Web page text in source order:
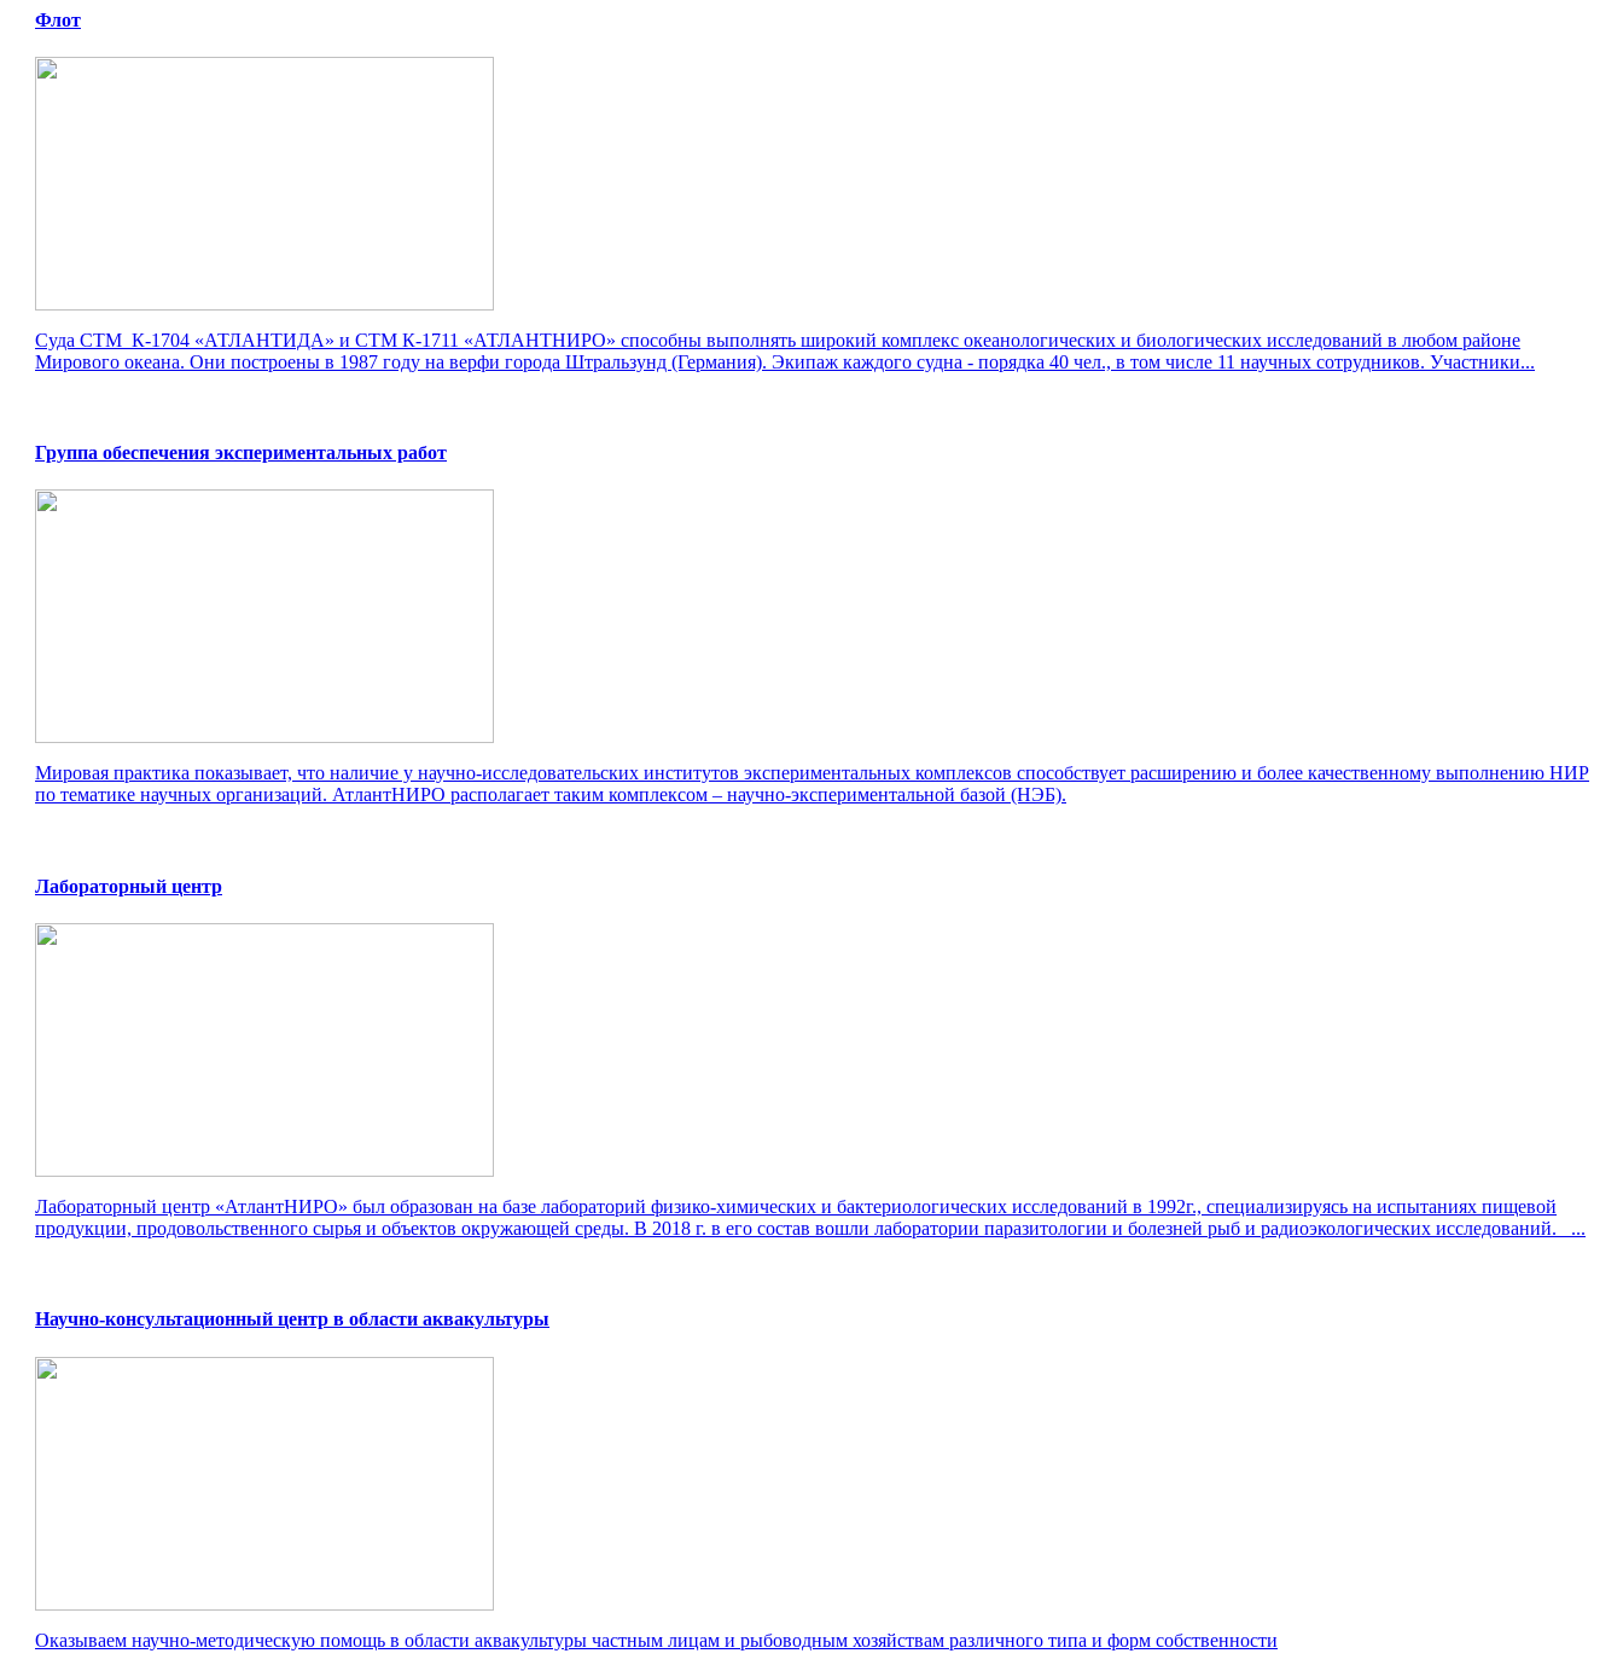
Флот
Суда СТМ К-1704 «АТЛАНТИДА» и СТМ К-1711 «АТЛАНТНИРО» способны выполнять широкий комплекс океанологических и биологических исследований в любом районе
Мирового океана. Они построены в 1987 году на верфи города Штральзунд (Германия). Экипаж каждого судна - порядка 40 чел., в том числе 11 научных сотрудников. Участники...
Группа обеспечения экспериментальных работ
Мировая практика показывает, что наличие у научно-исследовательских институтов экспериментальных комплексов способствует расширению и более качественному выполнению НИР
по тематике научных организаций. АтлантНИРО располагает таким комплексом – научно-экспериментальной базой (НЭБ).
Лабораторный центр
Лабораторный центр «АтлантНИРО» был образован на базе лабораторий физико-химических и бактериологических исследований в 1992г., специализируясь на испытаниях пищевой
продукции, продовольственного сырья и объектов окружающей среды. В 2018 г. в его состав вошли лаборатории паразитологии и болезней рыб и радиоэкологических исследований. ...
Научно-консультационный центр в области аквакультуры
Оказываем научно-методическую помощь в области аквакультуры частным лицам и рыбоводным хозяйствам различного типа и форм собственности